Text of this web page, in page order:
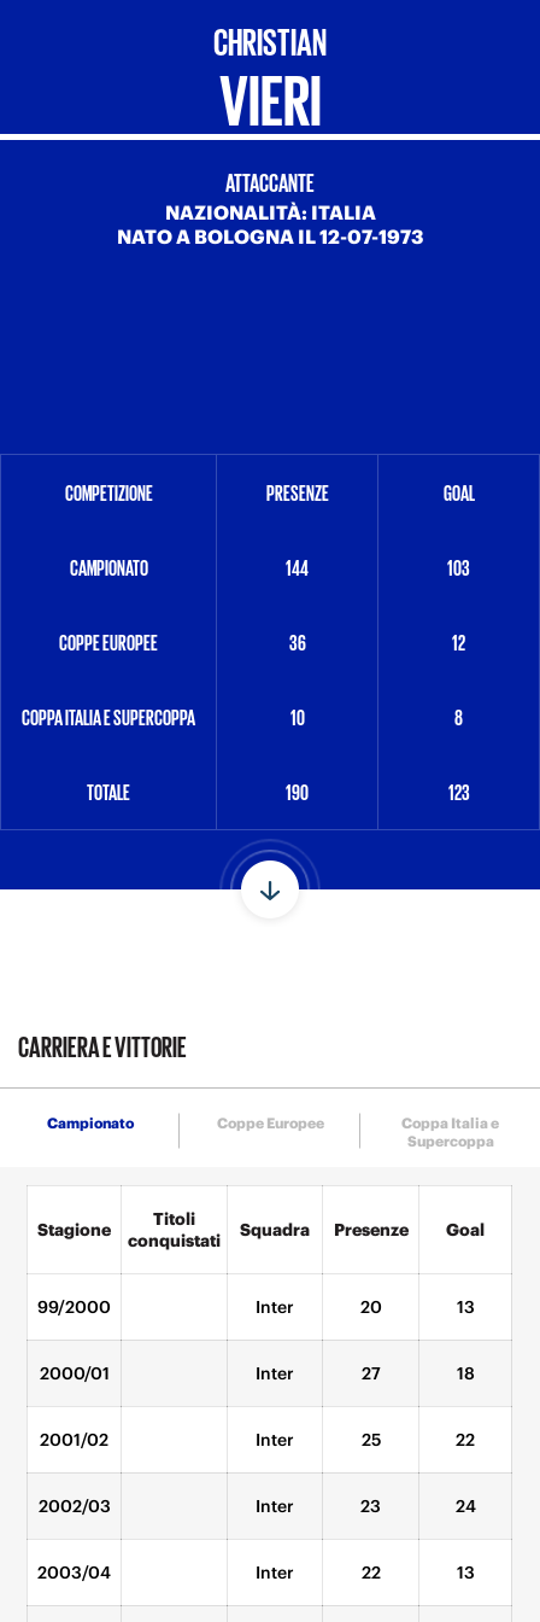
CHRISTIAN
VIERI
ATTACCANTE
NAZIONALITÀ: ITALIA
NATO A BOLOGNA IL 12-07-1973
COMPETIZIONE PRESENZE GOAL
CAMPIONATO 144 103
COPPE EUROPEE 36 12
COPPA ITALIA E SUPERCOPPA 10 8
TOTALE 190 123
CARRIERA E VITTORIE
Coppa Italia e
Supercoppa
Coppe Europee
Campionato
Stagione
Titoli
conquistati
Squadra Presenze Goal
99/2000 Inter 20 13
2000/01 Inter 27 18
2001/02 Inter 25 22
2002/03 Inter 23 24
2003/04 Inter 22 13